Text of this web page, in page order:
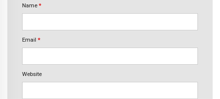
Name *
Email *
Website